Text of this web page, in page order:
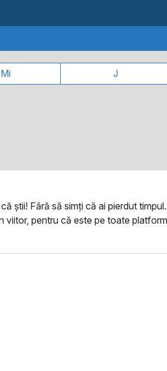
Mi J
știi! Fără să simți că ai pierdut
viitor, pentru că este pe toate